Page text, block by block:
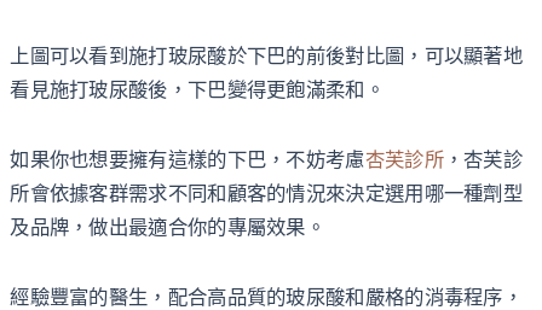
上圖可以看到施打玻尿酸於下巴的前後對比圖，可以顯著地
看見施打玻尿酸後，下巴變得更飽滿柔和。
如果你也想要擁有這樣的下巴，不妨考慮杏芙診所，杏芙診
所會依據客群需求不同和顧客的情況來決定選用哪一種劑型
及品牌，做出最適合你的專屬效果。
經驗豐富的醫生，配合高品質的玻尿酸和嚴格的消毒程序，